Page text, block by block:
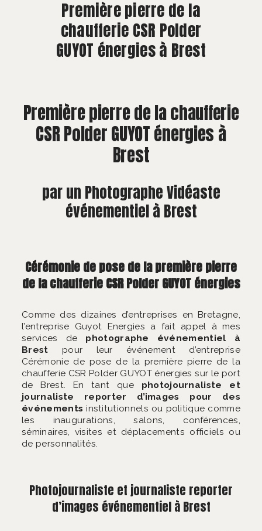
CONTACT
Première pierre de la
chaufferie CSR Polder
GUYOT énergies à Brest
Première pierre de la chaufferie
CSR Polder GUYOT énergies à
Brest
par un Photographe Vidéaste
événementiel à Brest
Cérémonie de pose de la première pierre
de la chaufferie CSR Polder GUYOT énergies
Comme des dizaines d’entreprises en Bretagne,
l’entreprise Guyot Energies a fait appel à mes
services de photographe événementiel à
Brest pour leur événement d’entreprise
Cérémonie de pose de la première pierre de la
chaufferie CSR Polder GUYOT énergies sur le port
de Brest. En tant que photojournaliste et
journaliste reporter d’images pour des
événements institutionnels ou politique comme
les inaugurations, salons, conférences,
séminaires, visites et déplacements officiels ou
de personnalités.
Photojournaliste et journaliste reporter
d’images événementiel à Brest